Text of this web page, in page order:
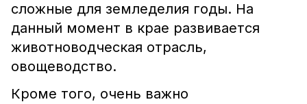
сложные для земледелия годы. На
данный момент в крае развивается
животноводческая отрасль,
овощеводство.
Кроме того, очень важно